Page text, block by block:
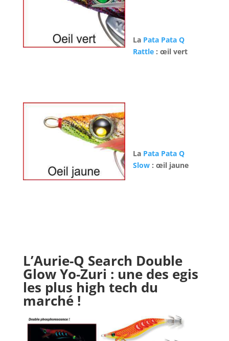
La Pata Pata Q
Rattle: œil vert
La Pata Pata Q
Slow: œil jaune
L’Aurie-Q Search Double
Glow Yo-Zuri : une des egis
les plus high tech du
marché !